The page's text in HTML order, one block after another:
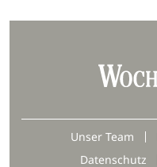
Unser Team
Datenschutz